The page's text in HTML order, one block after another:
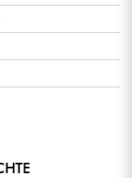
abschaltbar
/ passiv)
Custom
Gear